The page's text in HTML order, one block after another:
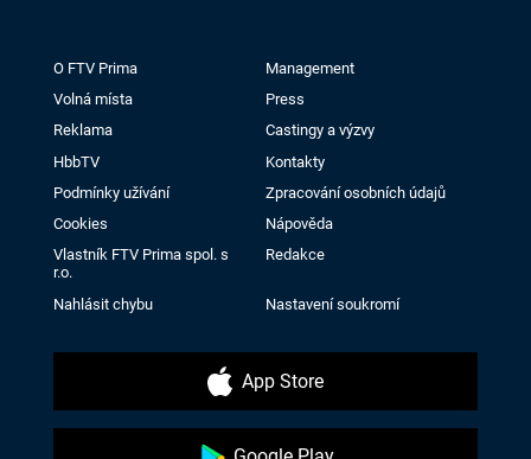
O FTV Prima
Management
Volná místa
Press
Reklama
Castingy a výzvy
HbbTV
Kontakty
Podmínky užívání
Zpracování osobních údajů
Cookies
Nápověda
Vlastník FTV Prima spol. s
r.o.
Redakce
Nahlásit chybu Nastavení soukromí
App Store